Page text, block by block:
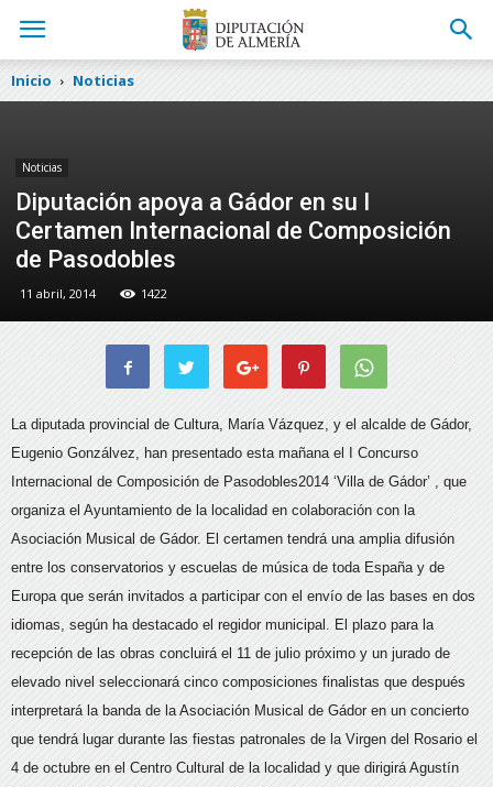
Inicio Noticias
Noticias
Diputación apoya a Gádor en su I
Certamen Internacional de Composición
de Pasodobles
11 abril, 2014 1422
La diputada provincial de Cultura, María Vázquez, y el alcalde de Gádor,
Eugenio Gonzálvez, han presentado esta mañana el I Concurso
Internacional de Composición de Pasodobles2014 ‘Villa de Gádor’ , que
organiza el Ayuntamiento de la localidad en colaboración con la
Asociación Musical de Gádor. El certamen tendrá una amplia difusión
entre los conservatorios y escuelas de música de toda España y de
Europa que serán invitados a participar con el envío de las bases en dos
idiomas, según ha destacado el regidor municipal. El plazo para la
recepción de las obras concluirá el 11 de julio próximo y un jurado de
elevado nivel seleccionará cinco composiciones finalistas que después
interpretará la banda de la Asociación Musical de Gádor en un concierto
que tendrá lugar durante las fiestas patronales de la Virgen del Rosario el
4 de octubre en el Centro Cultural de la localidad y que dirigirá Agustín